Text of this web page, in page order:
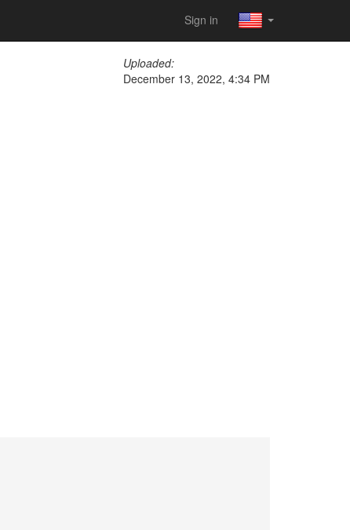
Sign in
Uploaded:
December 13, 2022, 4:34 PM